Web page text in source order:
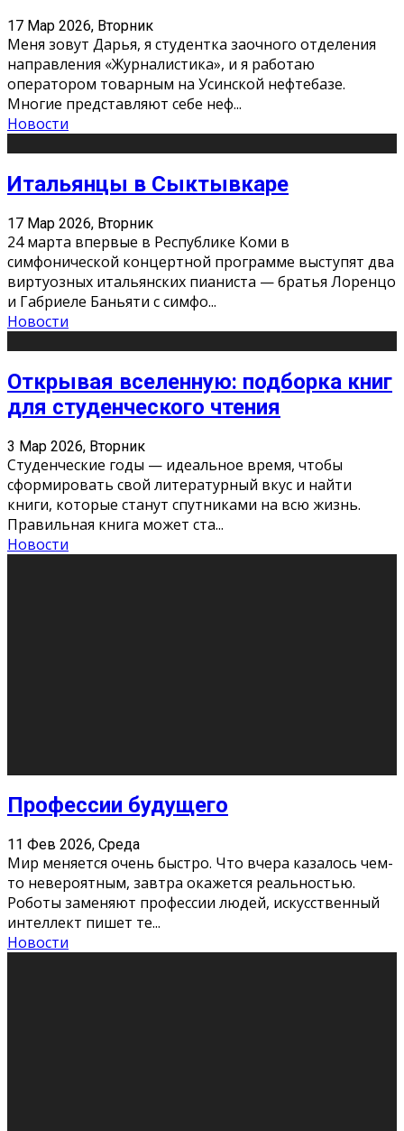
17 Мар 2026, Вторник
Меня зовут Дарья, я студентка заочного отделения
направления «Журналистика», и я работаю
оператором товарным на Усинской нефтебазе.
Многие представляют себе неф...
Новости
Итальянцы в Сыктывкаре
17 Мар 2026, Вторник
24 марта впервые в Республике Коми в
симфонической концертной программе выступят два
виртуозных итальянских пианиста — братья Лоренцо
и Габриеле Баньяти с симфо...
Новости
Открывая вселенную: подборка книг
для студенческого чтения
3 Мар 2026, Вторник
Студенческие годы — идеальное время, чтобы
сформировать свой литературный вкус и найти
книги, которые станут спутниками на всю жизнь.
Правильная книга может ста...
Новости
Как бороться со стрессом
11 Фев 2026, Среда
Стресс – нормальная реакция организма, когда
факторов, воздействующих на твой организм
больше, чем ресурсов. Есть советы, как бороться со
стрессовым состояни
Новости